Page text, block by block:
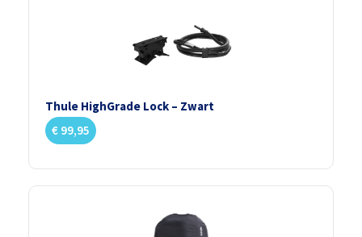
Thule HighGrade Lock – Zwart
€ 99,95